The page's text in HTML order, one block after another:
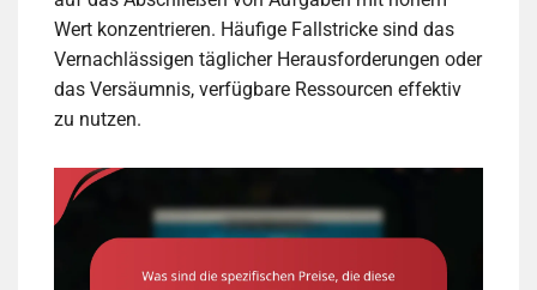
Wert konzentrieren. Häufige Fallstricke sind das
Vernachlässigen täglicher Herausforderungen oder
das Versäumnis, verfügbare Ressourcen effektiv
zu nutzen.